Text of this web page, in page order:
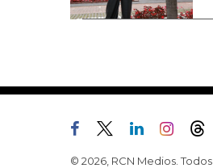
© 2026, RCN Medios. Todos